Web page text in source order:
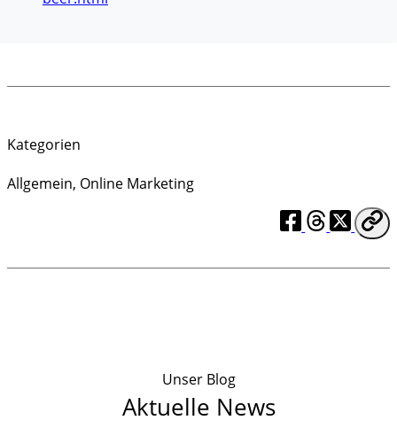
Kategorien
Allgemein, Online Marketing
Unser Blog
Aktuelle News